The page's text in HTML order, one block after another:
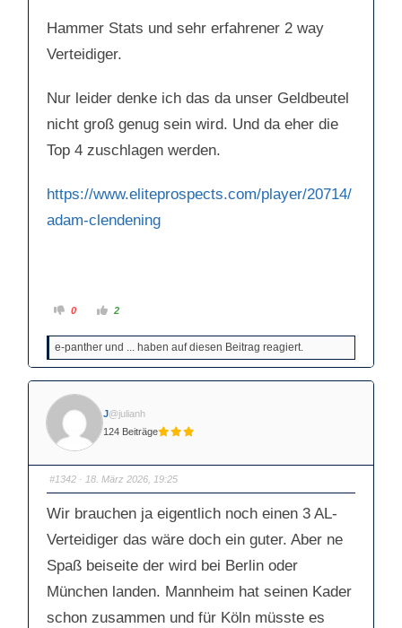
Hammer Stats und sehr erfahrener 2 way
Verteidiger.
Nur leider denke ich das da unser Geldbeutel
nicht groß genug sein wird. Und da eher die
Top 4 zuschlagen werden.
https://www.eliteprospects.com/player/20714/
adam-clendening
A
l
i
c
k
f
r
a
u
e
n
a
h
n
t
n
0
A
l
i
c
k
r
D
a
e
n
a
c
h
b
e
.
2
e-panther und ... haben auf diesen Beitrag reagiert.
J@julianh
124 Beiträge
#1342 · 18. März 2026, 19:25
Wir brauchen ja eigentlich noch einen 3 AL-
Verteidiger das wäre doch ein guter. Aber ne
Spaß beiseite der wird bei Berlin oder
München landen. Mannheim hat seinen Kader
schon zusammen und für Köln müsste es